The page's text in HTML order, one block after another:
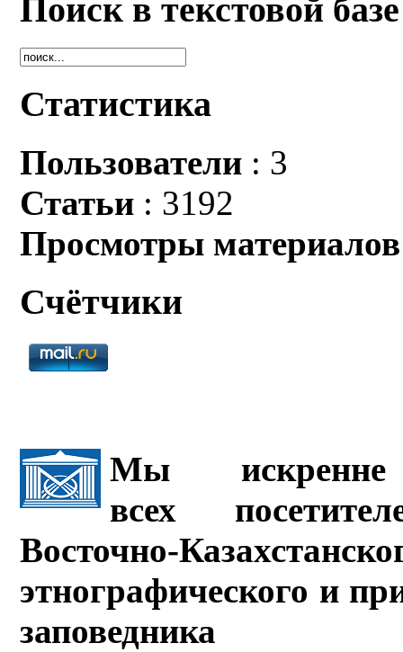
Поиск в текстовой базе
Статистика
Пользователи : 3
Статьи : 3192
Просмотры материалов
Счётчики
Мы искренне
всех
Восточно-
этнографического и
заповедника